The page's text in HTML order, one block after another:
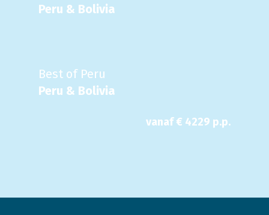
Peru & Bolivia
Best of Peru
Peru & Bolivia
vanaf € 4229 p.p.